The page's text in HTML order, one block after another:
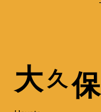
大 久 保